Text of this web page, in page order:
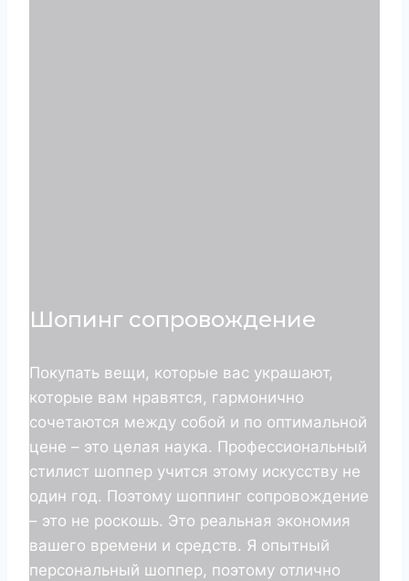
Шопинг сопровождение
Покупать вещи, которые вас украшают,
которые вам нравятся, гармонично
сочетаются между собой и по оптимальной
цене – это целая наука. Профессиональный
стилист шоппер учится этому искусству не
один год. Поэтому шоппинг сопровождение
– это не роскошь. Это реальная экономия
вашего времени и средств. Я опытный
персональный шоппер, поэтому отлично